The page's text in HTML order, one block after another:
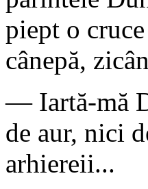
piept o
cânepă,
— Iartă-mă
de aur, nici
arhiereii...